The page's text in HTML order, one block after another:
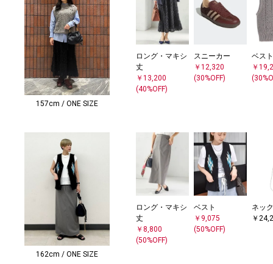
157cm / ONE SIZE
ロング・マキシ
丈
￥13,200
(40%OFF)
スニーカー
￥12,320
(30%OFF)
ベスト
￥
162cm / ONE SIZE
ロング・マキシ
丈
￥8,800
(50%OFF)
ベスト
￥9,075
(50%OFF)
ネッ
￥